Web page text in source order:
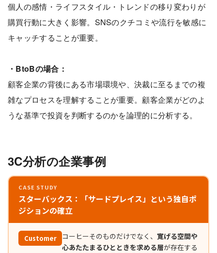
個人の感情・ライフスタイル・トレンドの移り変わりが
購買行動に大きく影響。SNSのクチコミや流行を敏感に
キャッチすることが重要。
・BtoBの場合：
顧客企業の背後にある市場環境や、決裁に至るまでの複
雑なプロセスを理解することが重要。顧客企業がどのよ
うな基準で投資を判断するのかを論理的に分析する。
3C分析の企業事例
CASE STUDY
スターバックス：「サードプレイス」という独自ポ
ジションの確立
Customer コーヒーそのものだけでなく、 寛げる空間や
心あたたまるひとときを求める層が存在する